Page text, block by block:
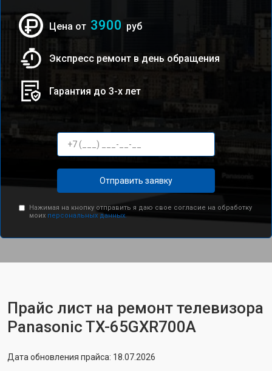
Цена от 3900 руб
Экспресс ремонт в день обращения
Гарантия до 3-х лет
Отправить заявку
Нажимая на кнопку отправить я даю свое согласие на обработку
моих персональных данных.
Прайс лист на ремонт телевизора
Panasonic TX-65GXR700A
Дата обновления прайса: 18.07.2026